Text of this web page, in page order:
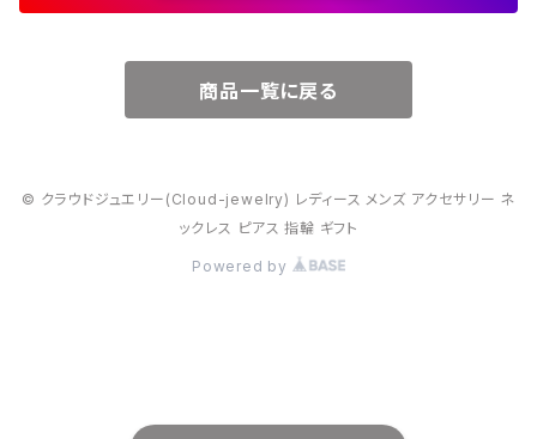
商品一覧に戻る
© クラウドジュエリー(Cloud-jewelry) レディース メンズ アクセサリー ネ
ックレス ピアス 指輪 ギフト
Powered by